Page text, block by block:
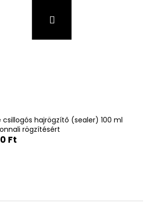
Bejelentkezés
csillogós hajrögzítő (sealer) 100 ml
rögzítésért
Ft
Következő